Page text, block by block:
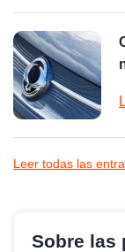
Leer todas las
Sobre las